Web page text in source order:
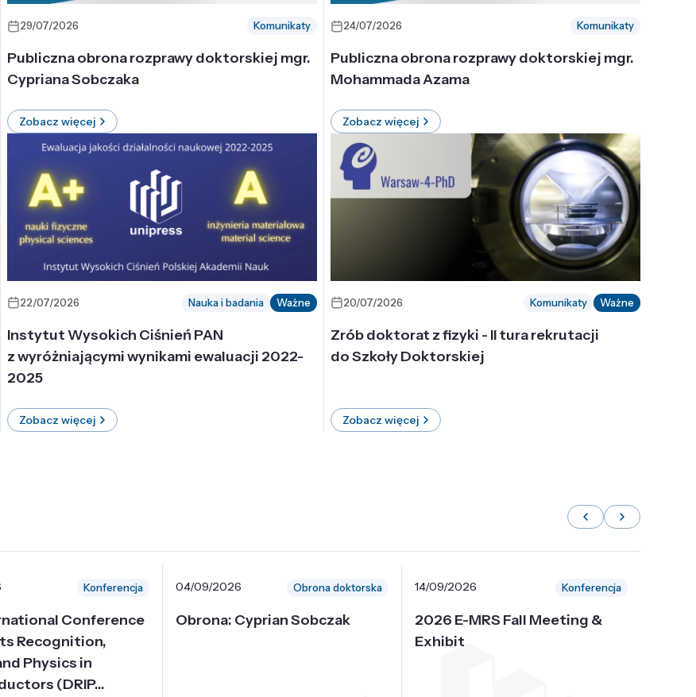
29/07/2026 Komunikaty
Publiczna obrona rozprawy doktorskiej mgr.
Cypriana Sobczaka
Zobacz więcej
24/07/2026 Komunikaty
Publiczna obrona rozprawy doktorskiej mgr.
Mohammada Azama
Zobacz więcej
22/07/2026 Nauka i badania Ważne
Instytut Wysokich Ciśnień PAN
z wyróżniającymi wynikami ewaluacji 2022-
2025
Zobacz więcej
20/07/2026 Komunikaty Ważne
Zrób doktorat z fizyki - II tura rekrutacji
do Szkoły Doktorskiej
Zobacz więcej
Konferencja
Conference
Recognition,
Physics in
(DRIP...
04/09/2026 Obrona doktorska
Obrona: Cyprian Sobczak
14/09/2026 Konferencja
2026 E-MRS Fall Meeting &
Exhibit